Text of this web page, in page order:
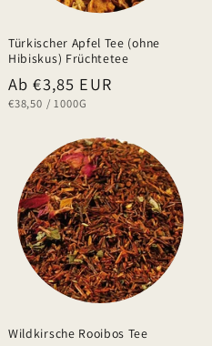
Türkischer Apfel Tee (ohne
Hibiskus) Früchtetee
Normaler
Preis
Ab €3,85 EUR
GRUNDPREIS
€38,50 / PRO
1000G
Wildkirsche Rooibos Tee